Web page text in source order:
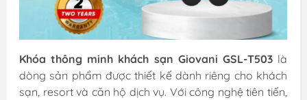
Khóa thông minh khách sạn Giovani GSL-T503 là
dòng sản phẩm được thiết kế dành riêng cho khách
sạn, resort và căn hộ dịch vụ. Với công nghệ tiên tiến,